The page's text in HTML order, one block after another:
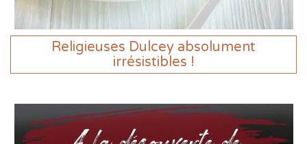
Religieuses Dulcey absolument
irrésistibles !